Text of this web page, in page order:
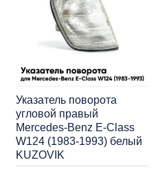
Указатель поворота
угловой правый
Mercedes-Benz E-Class
W124 (1983-1993) белый
KUZOVIK